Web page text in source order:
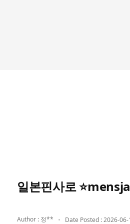
일본핀사로
Author : 정** Date Posted : 2026-